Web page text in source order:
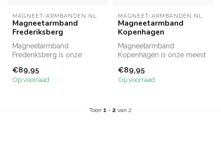
MAGNEET-ARMBANDEN.NL
Magneetarmband
Frederiksberg
Magneetarmband
Frederiksberg is onze
en met recht een kra...
€89,95
Op voorraad
MAGNEET-ARMBANDEN.NL
Magneetarmband
Kopenhagen
Magneetarmband
Kopenhagen is onze meest
recht een kracht...
€89,95
Op voorraad
Toon 1 - 2 van 2